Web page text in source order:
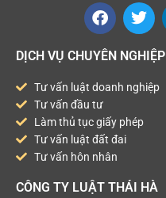
DỊCH VỤ CHUYÊN NGHIỆP
Tư vấn luật doanh nghiệp
Tư vấn đầu tư
Làm thủ tục giấy phép
Tư vấn luật đất đai
Tư vấn hôn nhân
CÔNG TY LUẬT THÁI HÀ